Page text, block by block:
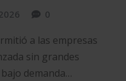
0
a las empresas
sin grandes
demanda…